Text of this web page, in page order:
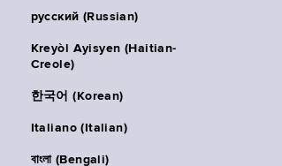
русский (Russian)
Kreyòl Ayisyen (Haitian-
Creole)
한국어 (Korean)
Italiano (Italian)
বাংলা (Bengali)